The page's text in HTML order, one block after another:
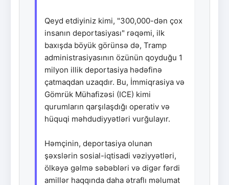
Qeyd etdiyiniz kimi, "300,000-dən çox
insanın deportasiyası" rəqəmi, ilk
baxışda böyük görünsə də, Tramp
administrasiyasının özünün qoyduğu 1
milyon illik deportasiya hədəfinə
çatmaqdan uzaqdır. Bu, İmmiqrasiya və
Gömrük Mühafizəsi (ICE) kimi
qurumların qarşılaşdığı operativ və
hüquqi məhdudiyyətləri vurğulayır.
Həmçinin, deportasiya olunan
şəxslərin sosial-iqtisadi vəziyyətləri,
ölkəyə gəlmə səbəbləri və digər fərdi
amillər haqqında daha ətraflı məlumat